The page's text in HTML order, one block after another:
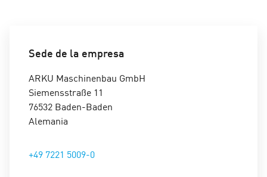
Sede de la empresa
ARKU Maschinenbau GmbH
Siemensstraße 11
76532 Baden-Baden
Alemania
+49 7221 5009-0